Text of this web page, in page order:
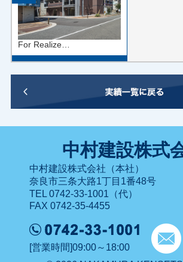
For Realize…
中村建設株式
中村建設株式会社（本社）
奈良市三条大路1丁目1番48号
TEL 0742-33-1001（代）
FAX 0742-35-4455
[営業時間]09:00～18:00